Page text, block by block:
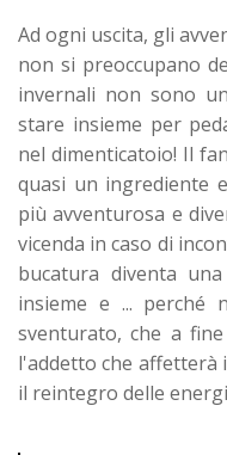
Ad ogni uscita, gli
non si preoccupano
invernali non sono
stare insieme per
nel dimenticatoio! Il
quasi un ingrediente
più avventurosa e
vicenda in caso di
bucatura diventa
insieme e ... perché
sventurato, che a
l'addetto che affetterà
il reintegro delle